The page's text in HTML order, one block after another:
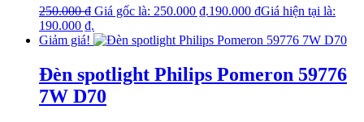
250.000₫ Giá gốc là: 250.000 ₫.190.000 ₫Giá hiện tại là:
190.000 ₫.
Giảm giá!
Đèn spotlight Philips Pomeron 59776
7W D70